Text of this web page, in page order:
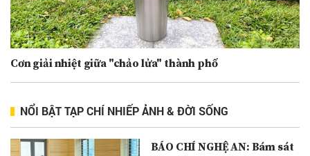
Cơn giải nhiệt giữa "chảo lửa" thành phố
NỔI BẬT TẠP CHÍ NHIẾP ẢNH & ĐỜI SỐNG
BÁO CHÍ NGHỆ AN: Bám sát